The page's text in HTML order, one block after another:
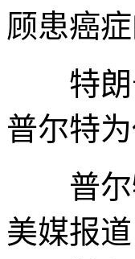
顾患癌
特朗普
普尔特
普尔特
美媒报